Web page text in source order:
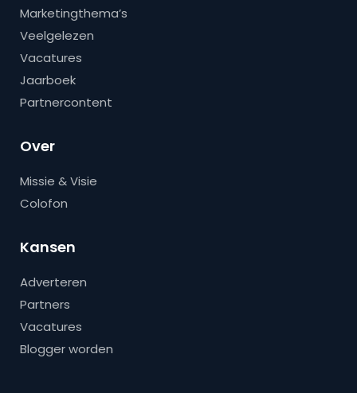
Marketingthema’s
Veelgelezen
Vacatures
Jaarboek
Partnercontent
Over
Missie & Visie
Colofon
Kansen
Adverteren
Partners
Vacatures
Blogger worden